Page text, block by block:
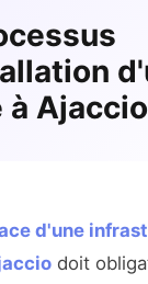
à Ajaccio
d'une
doit